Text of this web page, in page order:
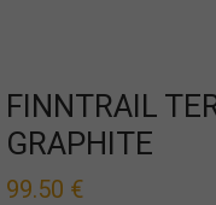
FINNTRAIL
GRAPHITE
99.50 €